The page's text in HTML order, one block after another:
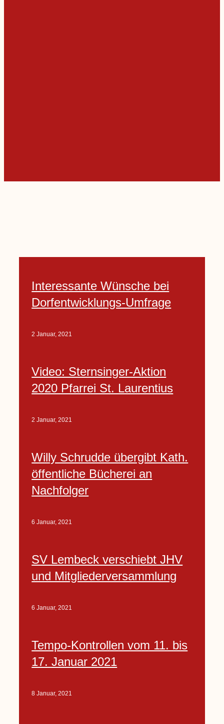
Interessante Wünsche bei
Dorfentwicklungs-Umfrage
2 Januar, 2021
Video: Sternsinger-Aktion
2020 Pfarrei St. Laurentius
2 Januar, 2021
Willy Schrudde übergibt Kath.
öffentliche Bücherei an
Nachfolger
6 Januar, 2021
SV Lembeck verschiebt JHV
und Mitgliederversammlung
6 Januar, 2021
Tempo-Kontrollen vom 11. bis
17. Januar 2021
8 Januar, 2021